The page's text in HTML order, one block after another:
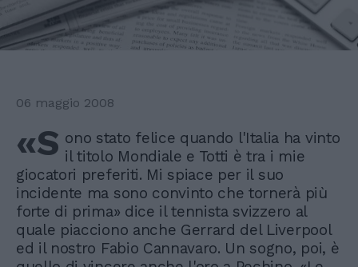
06 maggio 2008
«S ono stato felice quando l'Italia ha vinto
il titolo Mondiale e Totti è tra i mie
giocatori preferiti. Mi spiace per il suo
incidente ma sono convinto che tornerà più
forte di prima» dice il tennista svizzero al
quale piacciono anche Gerrard del Liverpool
ed il nostro Fabio Cannavaro. Un sogno, poi, è